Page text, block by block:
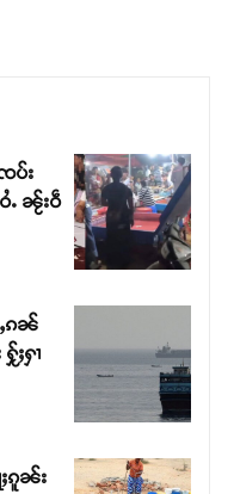
ပ်း
ႉ ၼႂ်းဝဵ
ၵၼ်
ႈႁၢ
ၵူၼ်း